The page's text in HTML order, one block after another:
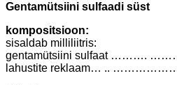
Gentamütsiini sulfaadi süst
kompositsioon:
sisaldab milliliitris:
gentamütsiini sulfaat ……….
lahustite reklaam… ..